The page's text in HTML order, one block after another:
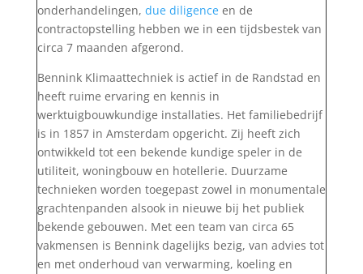
onderhandelingen, due diligenceen de
contractopstelling hebben we in een tijdsbestek van
circa 7 maanden afgerond.
Bennink Klimaattechniek is actief in de Randstad en
heeft ruime ervaring en kennis in
werktuigbouwkundige installaties. Het familiebedrijf
is in 1857 in Amsterdam opgericht. Zij heeft zich
ontwikkeld tot een bekende kundige speler in de
utiliteit, woningbouw en hotellerie. Duurzame
technieken worden toegepast zowel in monumentale
grachtenpanden alsook in nieuwe bij het publiek
bekende gebouwen. Met een team van circa 65
vakmensen is Bennink dagelijks bezig, van advies tot
en met onderhoud van verwarming, koeling en